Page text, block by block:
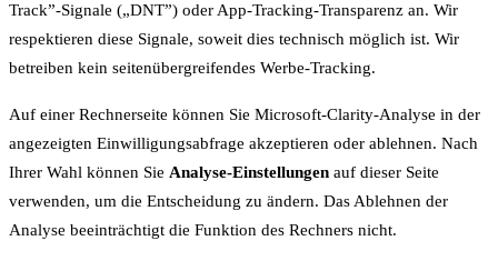
Track”-Signale („DNT”) oder App-Tracking-Transparenz an. Wir
respektieren diese Signale, soweit dies technisch möglich ist. Wir
betreiben kein seitenübergreifendes Werbe-Tracking.
Auf einer Rechnerseite können Sie Microsoft-Clarity-Analyse in der
angezeigten Einwilligungsabfrage akzeptieren oder ablehnen. Nach
Ihrer Wahl können Sie Analyse-Einstellungen auf dieser Seite
verwenden, um die Entscheidung zu ändern. Das Ablehnen der
Analyse beeinträchtigt die Funktion des Rechners nicht.